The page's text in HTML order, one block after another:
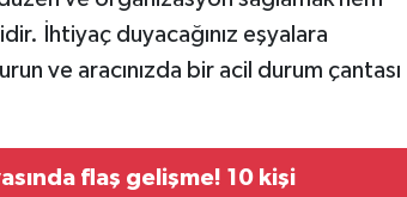
İhtiyaç duyacağınız eşyalara
ve aracınızda bir acil durum çantası
flaş gelişme! 10 kişi